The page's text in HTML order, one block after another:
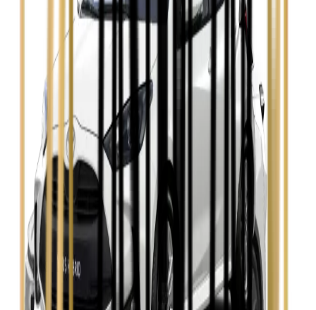
Opel Insignia
Seat Leon
Skoda Fabia
Zobacz
Skoda Kamiq
Zobacz
Skoda Octavia
Zobacz